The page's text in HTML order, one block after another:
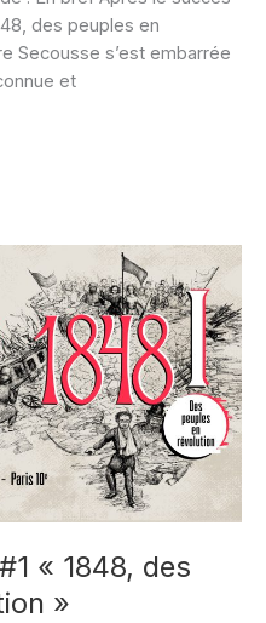
des peuples en
Secousse s’est embarrée
et
« 1848, des
»